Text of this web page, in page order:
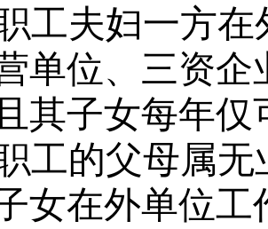
工夫妇一方
单位、三资
其子女每年仅
工的父母属
女在外单位